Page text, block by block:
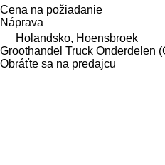
Cena na požiadanie
Náprava
Holandsko, Hoensbroek
Groothandel Truck Onderdelen
Obráťte sa na predajcu